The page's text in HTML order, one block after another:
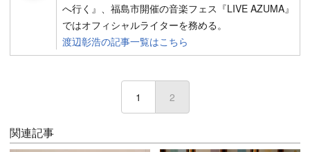
へ行く』、福島市開催の音楽フェス『LIVE AZUMA』
ではオフィシャルライターを務める。
渡辺彰浩の記事一覧はこちら
1 2
関連記事